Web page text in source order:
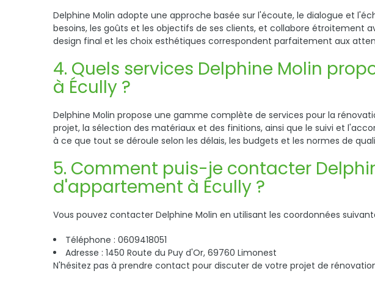
Delphine Molin adopte une approche basée sur l'écoute, le dialogue et
besoins, les goûts et les objectifs de ses clients, et collabore étroitement
design final et les choix esthétiques correspondent parfaitement aux
4. Quels services Delphine Molin
à Écully ?
Delphine Molin propose une gamme complète de services pour la
projet, la sélection des matériaux et des finitions, ainsi que le suivi et
à ce que tout se déroule selon les délais, les budgets et les normes de
5. Comment puis-je contacter
d'appartement à Écully ?
Vous pouvez contacter Delphine Molin en utilisant les coordonnées
Téléphone : 0609418051
Adresse : 1450 Route du Puy d'Or, 69760 Limonest
N'hésitez pas à prendre contact pour discuter de votre projet de